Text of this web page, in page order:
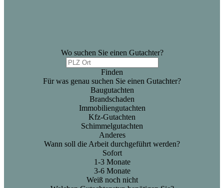
Wo suchen Sie einen Gutachter?
Finden
Für was genau suchen Sie einen Gutachter?
Baugutachten
Brandschaden
Immobiliengutachten
Kfz-Gutachten
Schimmelgutachten
Anderes
Wann soll die Arbeit durchgeführt werden?
Sofort
1-3 Monate
3-6 Monate
Weiß noch nicht